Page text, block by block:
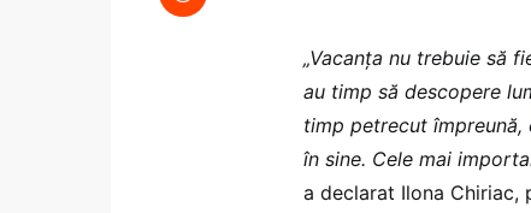
„Vacanța nu trebuie să
au timp să descopere
timp petrecut
în sine. Cele mai
a declarat Ilona Chiriac,